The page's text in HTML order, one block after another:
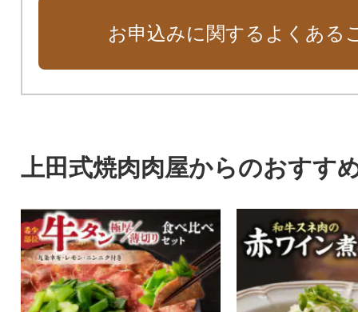
お申込みに関するよくある
上田式焼肉肉屋からのおすす